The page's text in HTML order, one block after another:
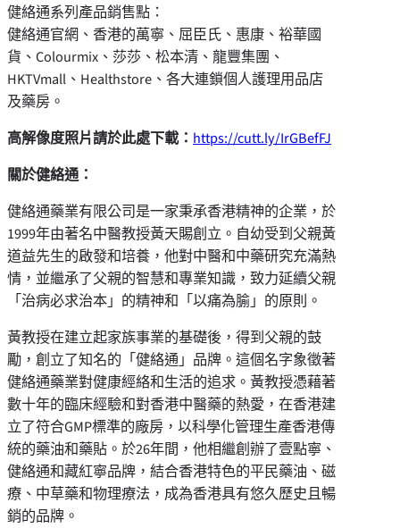
健絡通系列產品銷售點：
健絡通官網、香港的萬寧、屈臣氏、惠康、裕華國
貨、Colourmix、莎莎、松本清、龍豐集團、
HKTVmall、Healthstore、各大連鎖個人護理用品店
及藥房。
高解像度照片請於此處下載： https://cutt.ly/IrGBefFJ
關於健絡通：
健絡通藥業有限公司是一家秉承香港精神的企業，於
1999年由著名中醫教授黃天賜創立。自幼受到父親黃
道益先生的啟發和培養，他對中醫和中藥研究充滿熱
情，並繼承了父親的智慧和專業知識，致力延續父親
「治病必求治本」的精神和「以痛為腧」的原則。
黃教授在建立起家族事業的基礎後，得到父親的鼓
勵，創立了知名的「健絡通」品牌。這個名字象徵著
健絡通藥業對健康經絡和生活的追求。黃教授憑藉著
數十年的臨床經驗和對香港中醫藥的熱愛，在香港建
立了符合GMP標準的廠房，以科學化管理生產香港傳
統的藥油和藥貼。於26年間，他相繼創辦了壹點寧、
健絡通和藏紅寧品牌，結合香港特色的平民藥油、磁
療、中草藥和物理療法，成為香港具有悠久歷史且暢
銷的品牌。